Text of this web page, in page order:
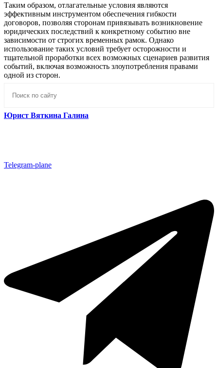
Таким образом, отлагательные условия являются
эффективным инструментом обеспечения гибкости
договоров, позволяя сторонам привязывать возникновение
юридических последствий к конкретному событию вне
зависимости от строгих временных рамок. Однако
использование таких условий требует осторожности и
тщательной проработки всех возможных сценариев развития
событий, включая возможность злоупотребления правами
одной из сторон.
Юрист Вяткина Галина
Telegram-plane